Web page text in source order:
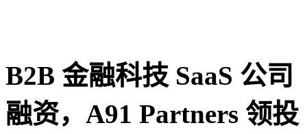
B2B 金融科技 SaaS 公
融资，A91 Partners 领投